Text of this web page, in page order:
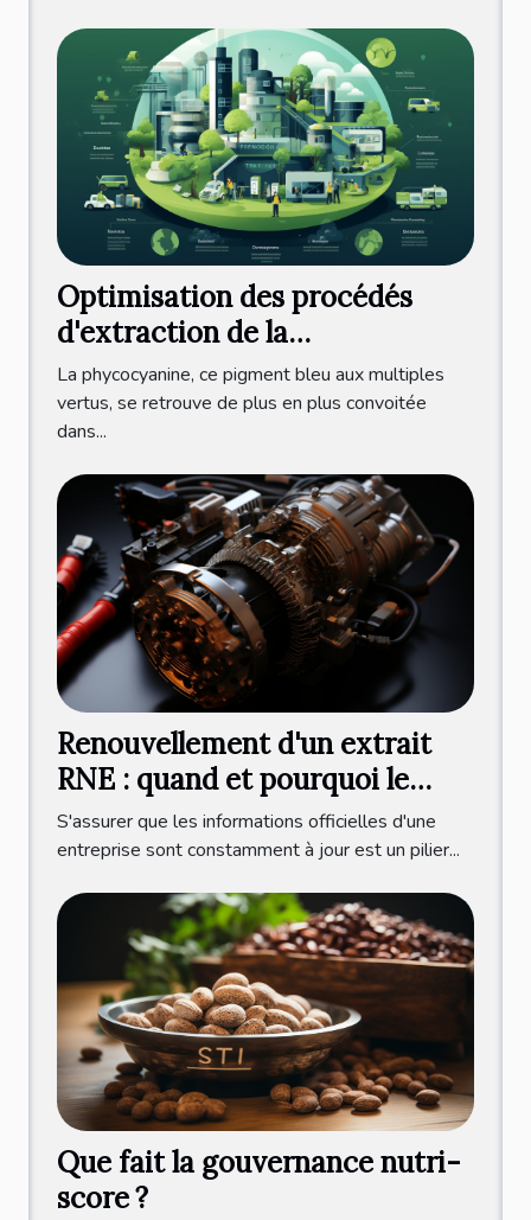
Optimisation des procédés
d'extraction de la
phycocyanine pour une
production durable et éco-
responsable
La phycocyanine, ce pigment bleu aux multiples
vertus, se retrouve de plus en plus convoitée
dans...
Renouvellement d'un extrait
RNE : quand et pourquoi le
faire ?
S'assurer que les informations officielles d'une
entreprise sont constamment à jour est un pilier...
Que fait la gouvernance nutri-
score ?